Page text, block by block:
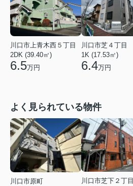
川口市上青木西５丁目
2DK (39.40㎡)
6.5万円
川口市芝４丁目
1K (17.53㎡)
6.4万円
よく見られている物件
川口市原町
川口市芝下２丁目